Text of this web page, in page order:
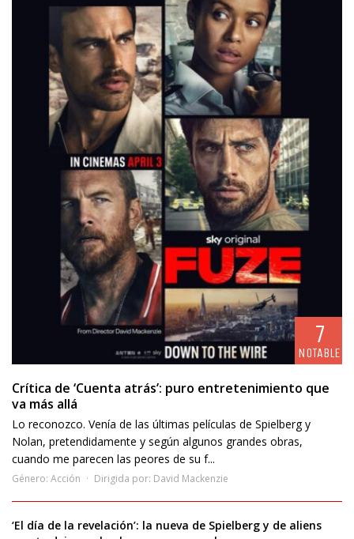
7
NOTABLE
Crítica de ‘Cuenta atrás’: puro entretenimiento que
va más allá
Lo reconozco. Venía de las últimas películas de Spielberg y
Nolan, pretendidamente y según algunos grandes obras,
cuando me parecen las peores de su f...
Género: Acción Dirigida por: David Mackenzie
‘El día de la revelación’: la nueva de Spielberg y de aliens